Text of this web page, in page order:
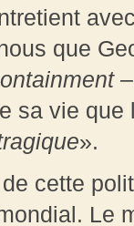
que
sa vie que
».
cette
Le